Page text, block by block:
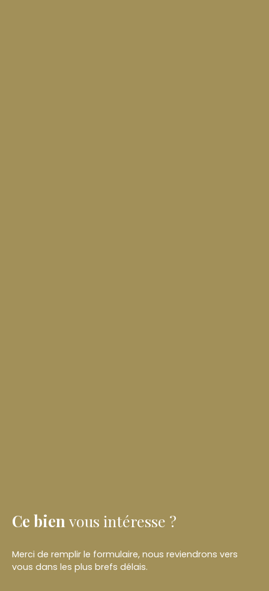
Ce bien vous intéresse ?
Merci de remplir le formulaire, nous reviendrons vers
vous dans les plus brefs délais.